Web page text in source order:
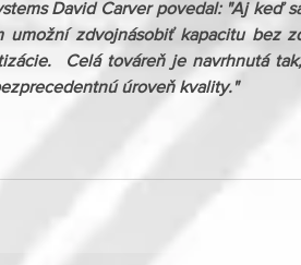
David Carver povedal: "Aj keď
zdvojnásobiť kapacitu bez
Celá továreň je navrhnutá
úroveň kvality."